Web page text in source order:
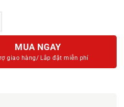
CL200-03BT số lượng
MUA NGAY
giao hàng/ Lắp đặt miễn phí